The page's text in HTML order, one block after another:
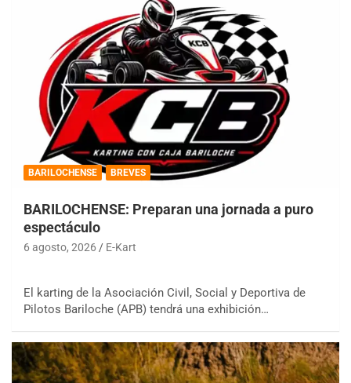
BARILOCHENSE BREVES
BARILOCHENSE: Preparan una jornada a puro
espectáculo
6 agosto, 2026 E-Kart
El karting de la Asociación Civil, Social y Deportiva de
Pilotos Bariloche (APB) tendrá una exhibición…